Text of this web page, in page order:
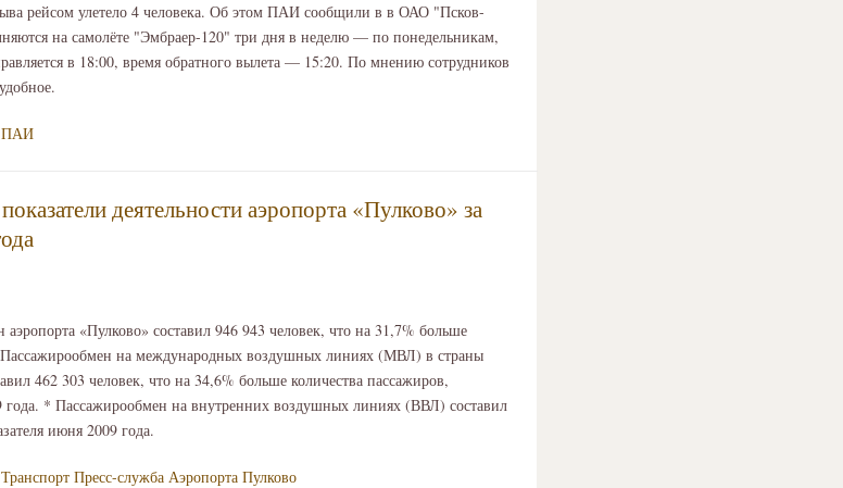
рейсом улетело 4 человека. Об этом ПАИ сообщили в в ОАО "Псков-
на самолёте "Эмбраер-120" три дня в неделю — по понедельникам,
в 18:00, время обратного вылета — 15:20. По мнению сотрудников
ПАИ
деятельности аэропорта «Пулково» за
«Пулково» составил 946 943 человек, что на 31,7% больше
Пассажирообмен на международных воздушных линиях (МВЛ) в страны
462 303 человек, что на 34,6% больше количества пассажиров,
года. * Пассажирообмен на внутренних воздушных линиях (ВВЛ) составил
июня 2009 года.
Транспорт Пресс-служба Аэропорта Пулково